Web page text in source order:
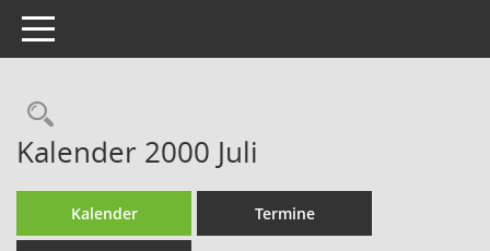
Toggle navigation
Rechercheauswahl
Kalender 2000 Juli
Kalender Termine